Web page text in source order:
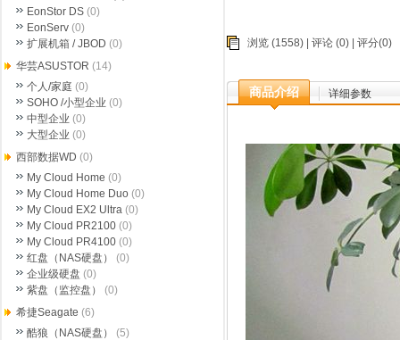
浏览 (1558) | 评论 (0) | 评分(0)
商品介绍 详细参数
EonStor DS (0)
EonServ (0)
扩展机箱 / JBOD (0)
华芸ASUSTOR (14)
个人/家庭 (0)
SOHO /小型企业 (0)
中型企业 (0)
大型企业 (0)
西部数据WD (0)
My Cloud Home (0)
My Cloud Home Duo (0)
My Cloud EX2 Ultra (0)
My Cloud PR2100 (0)
My Cloud PR4100 (0)
红盘（NAS硬盘）
(0)
企业级硬盘 (0)
紫盘（监控盘）
(0)
希捷Seagate (6)
酷狼（NAS硬盘）
(5)